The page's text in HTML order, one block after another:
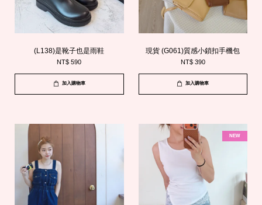
(L138)是靴子也是雨鞋
NT$ 590
加入購物車
現貨 (G061)質感小鎖扣手機包
NT$ 390
加入購物車
NEW